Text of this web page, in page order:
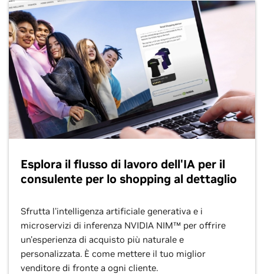
Esplora il flusso di lavoro dell'IA per il
consulente per lo shopping al dettaglio
Sfrutta l'intelligenza artificiale generativa e i
microservizi di inferenza NVIDIA NIM™ per offrire
un'esperienza di acquisto più naturale e
personalizzata. È come mettere il tuo miglior
venditore di fronte a ogni cliente.